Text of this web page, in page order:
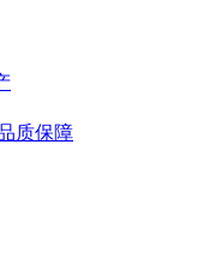
质保障